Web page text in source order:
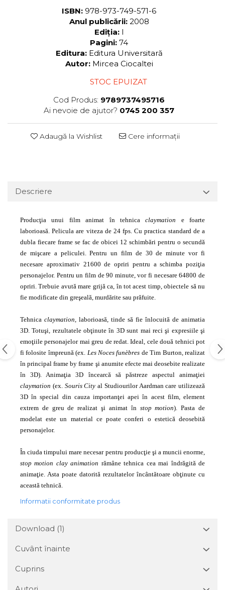
ISBN: 978-973-749-571-6
Anul publicării: 2008
Ediția: I
Pagini: 74
Editura: Editura Universitară
Autor: Mircea Ciocaltei
STOC EPUIZAT
Cod Produs: 9789737495716
Ai nevoie de ajutor? 0745 200 357
Adaugă la Wishlist Cere informații
Descriere
Producţia unui film animat în tehnicaclaymation e foarte
laborioasă. Pelicula are viteza de 24 fps. Cu practica standard de a
dubla fiecare frame se fac de obicei 12 schimbări pentru o secundă
de mişcare a peliculei. Pentru un film de 30 de minute vor fi
necesare aproximativ 21600 de opriri pentru a schimba poziţia
personajelor. Pentru un film de 90 minute, vor fi necesare 64800 de
opriri. Trebuie avută mare grijă ca, în tot acest timp, obiectele să nu
fie modificate din greşeală, murdărite sau prăfuite.
Tehnica claymation , laborioasă, tinde să fie înlocuită de animatia
3D. Totuşi, rezultatele obţinute în 3D sunt mai reci şi expresiile şi
emoţiile personajelor mai greu de redat. Ideal, cele două tehnici pot
fi folosite împreună (ex. Les Noces funèbres de Tim Burton, realizat
în principal frame by frame şi anumite efecte mai deosebite realizate
în 3D). Animaţia 3D încearcă să păstreze aspectul animaţiei
claymation (ex. Souris City al Studiourilor Aardman care utilizează
3D în special din cauza importanţei apei în acest film, element
extrem de greu de realizat şi animat în stop motion). Pasta de
modelat este un material ce poate conferi o estetică deosebită
personajelor.
În ciuda timpului mare necesar pentru producţie şi a muncii enorme,
stop motion clay animation rămâne tehnica cea mai îndrăgită de
animaţie. Asta poate datorită rezultatelor încântătoare obţinute cu
această tehnică.
Informatii conformitate produs
Download (1)
Cuvânt înainte
Cuprins